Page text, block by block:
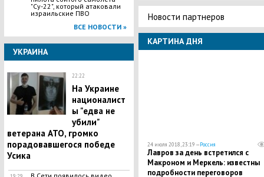
"Су-22", который атаковали
израильские ПВО
ВСЕ НОВОСТИ »
УКРАИНА
22:22
На Украине
националист
ы "едва не
убили"
ветерана АТО, громко
порадовавшегося победе
Усика
Новости партнеров
КАРТИНА ДНЯ
24 июля 2018, 23:19 —Россия
Лавров за день встретился с
Макроном и Меркель: известны
подробности переговоров